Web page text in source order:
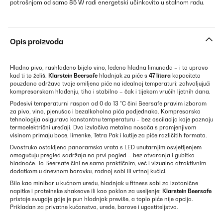
potrošnjom od samo 85 W radi energetski učinkovito u stalnom radu.
Opis proizvoda
Hladno pivo, rashlađeno bijelo vino, ledeno hladna limunada – i to upravo
kad ti to želiš. Klarstein Beersafe hladnjak za piće s 47 litara kapaciteta
pouzdano održava tvoje omiljeno piće na idealnoj temperaturi: zahvaljujući
kompresorskom hlađenju, tiho i stabilno – čak i tijekom vrućih ljetnih dana.
Podesivi temperaturni raspon od 0 do 13 °C čini Beersafe pravim izborom
za pivo, vino, pjenušac i bezalkoholna pića podjednako. Kompresorska
tehnologija osigurava konstantnu temperaturu – bez oscilacija koje poznaju
termoelektrični uređaji. Dva izvlačiva metalna nosača s promjenjivom
visinom primaju boce, limenke, Tetra Pak i kutije za piće različitih formata.
Dvostruko ostakljena panoramska vrata s LED unutarnjim osvjetljenjem
omogućuju pregled sadržaja na prvi pogled – bez otvaranja i gubitka
hladnoće. To Beersafe čini ne samo praktičnim, već i vizualno atraktivnim
dodatkom u dnevnom boravku, radnoj sobi ili vrtnoj kućici.
Bilo kao minibar u kućnom uredu, hladnjak u fitness sobi za izotonične
napitke i proteinske shakeove ili kao poklon za useljenje: Klarstein Beersafe
pristaje svugdje gdje je pun hladnjak previše, a toplo piće nije opcija.
Prikladan za privatne kućanstva, urede, barove i ugostiteljstvo.